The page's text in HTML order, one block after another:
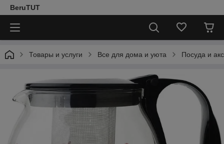
BeruTUT
Товары и услуги Все для дома и уюта Посуда и